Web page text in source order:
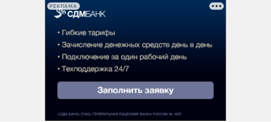
РЕКЛАМА